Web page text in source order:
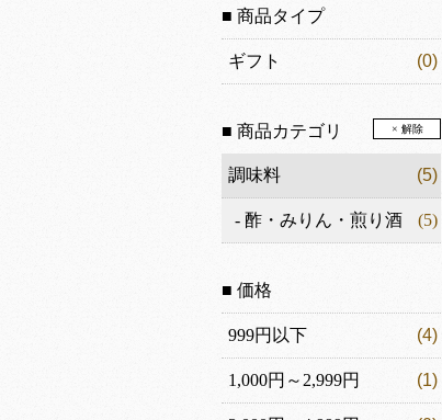
■ 商品タイプ
ギフト (0)
■ 商品カテゴリ × 解除
調味料 (5)
- 酢・みりん・煎り酒 (5)
■ 価格
999円以下 (4)
1,000円～2,999円 (1)